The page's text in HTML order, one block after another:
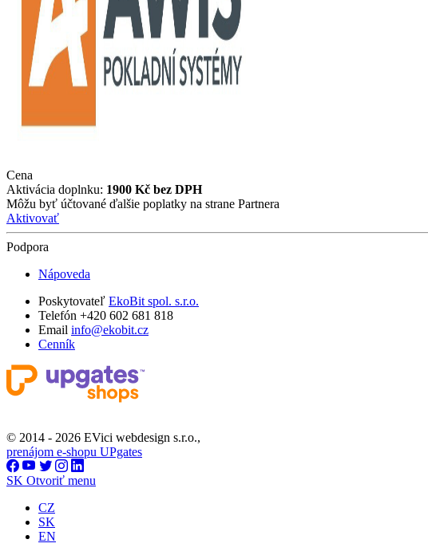
Cena
Aktivácia doplnku: 1900 Kč bez DPH
Môžu byť účtované ďalšie poplatky na strane Partnera
Aktivovať
Podpora
Nápoveda
Poskytovateľ EkoBit spol. s.r.o.
Telefón +420 602 681 818
Email info@ekobit.cz
Cenník
© 2014 - 2026 EVici webdesign s.r.o.,
prenájom e-shopu UPgates
SK Otvoriť menu
CZ
SK
EN